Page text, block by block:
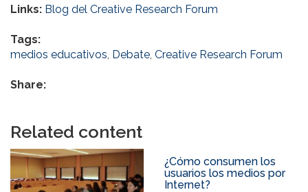
Links: Blog del Creative Research Forum
Tags:
medios educativos, Debate, Creative Research Forum
Share:
Related content
¿Cómo consumen los
usuarios los medios por
Internet?